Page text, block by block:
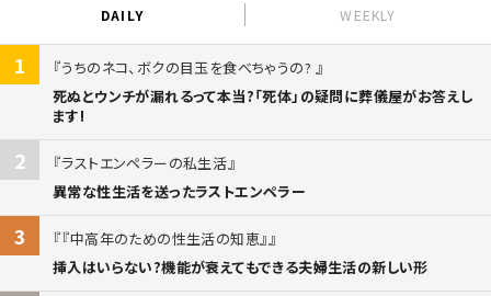
DAILY WEEKLY
1
うちのネコ、ボクの目玉を食べちゃうの?
死ぬとウンチが漏れるって本当?「死体」の疑問に葬儀屋がお答えし
ます!
2
ラストエンペラーの私生活
異常な性生活を送ったラストエンペラー
3
『中高年のための性生活の知恵』
挿入はいらない?機能が衰えてもできる夫婦生活の新しい形